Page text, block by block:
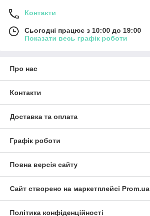
Контакти
Сьогодні працює з 10:00 до 19:00
Показати весь графік роботи
Про нас
Контакти
Доставка та оплата
Графік роботи
Повна версія сайту
Сайт створено на маркетплейсі Prom.ua
Політика конфіденційності